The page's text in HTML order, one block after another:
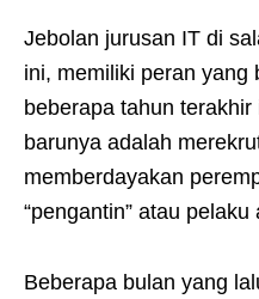
Jebolan jurusan IT di
ini, memiliki peran yang
beberapa tahun
barunya adalah
memberdayakan
“pengantin” atau
Beberapa bulan yang